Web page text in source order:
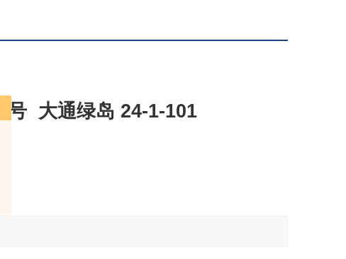
号 大通绿岛 24-1-101